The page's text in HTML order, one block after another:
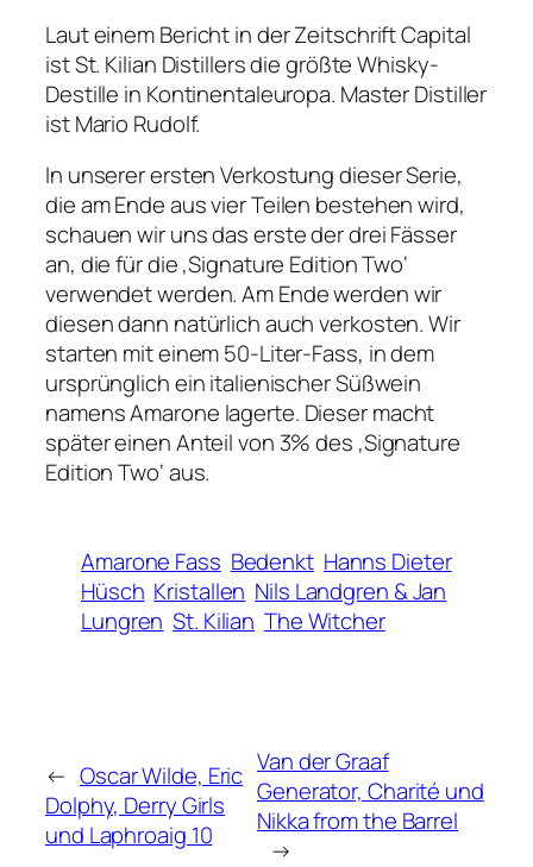
Laut einem Bericht in der Zeitschrift Capital
ist St. Kilian Distillers die größte Whisky-
Destille in Kontinentaleuropa. Master Distiller
ist Mario Rudolf.
In unserer ersten Verkostung dieser Serie,
die am Ende aus vier Teilen bestehen wird,
schauen wir uns das erste der drei Fässer
an, die für die ‚Signature Edition Two‘
verwendet werden. Am Ende werden wir
diesen dann natürlich auch verkosten. Wir
starten mit einem 50-Liter-Fass, in dem
ursprünglich ein italienischer Süßwein
namens Amarone lagerte. Dieser macht
später einen Anteil von 3% des ‚Signature
Edition Two‘ aus.
Amarone Fass Bedenkt Hanns Dieter
Hüsch Kristallen Nils Landgren & Jan
Lungren St. Kilian The Witcher
← Oscar Wilde, Eric
Dolphy, Derry Girls
und Laphroaig 10
Van der Graaf
Generator, Charité und
Nikka from the Barrel
→